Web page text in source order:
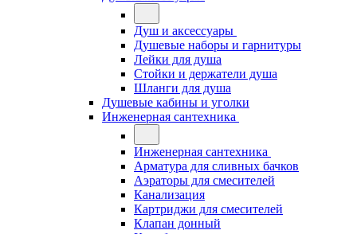
Душ и аксессуары
Душевые наборы и гарнитуры
Лейки для душа
Стойки и держатели душа
Шланги для душа
Душевые кабины и уголки
Инженерная сантехника
Инженерная сантехника
Арматура для сливных бачков
Аэраторы для смесителей
Канализация
Картриджи для смесителей
Клапан донный